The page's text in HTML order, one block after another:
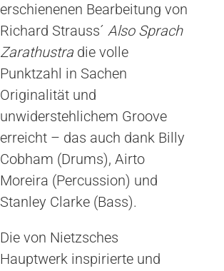
erschienenen Bearbeitung von
Richard Strauss´ Also Sprach
Zarathustra die volle
Punktzahl in Sachen
Originalität und
unwiderstehlichem Groove
erreicht – das auch dank Billy
Cobham (Drums), Airto
Moreira (Percussion) und
Stanley Clarke (Bass).
Die von Nietzsches
Hauptwerk inspirierte und